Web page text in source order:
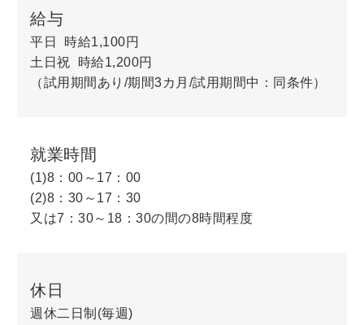
給与
平日 時給1,100円
土日祝 時給1,200円
（試用期間あり/期間3カ月/試用期間中：同条件）
就業時間
(1)8：00～17：00
(2)8：30～17：30
又は7：30～18：30の間の8時間程度
休日
週休二日制(毎週)